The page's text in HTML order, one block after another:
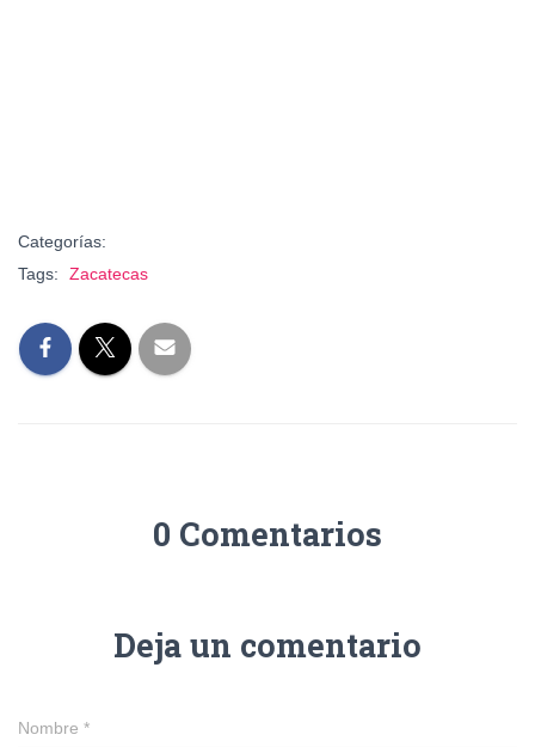
Categorías:
Tags:
Zacatecas
0 Comentarios
Deja un comentario
Nombre *